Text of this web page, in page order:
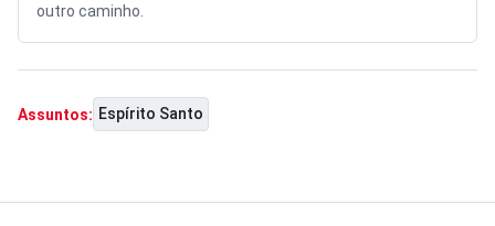
outro caminho.
Assuntos: Espírito Santo